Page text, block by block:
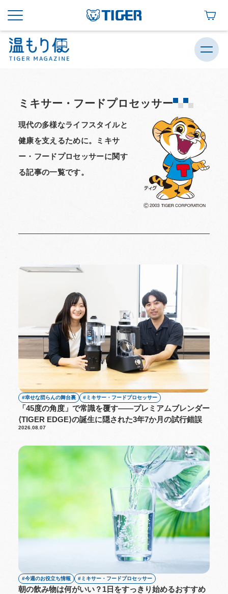
ミキサー・フードプロセッサー
現代の多様なライフスタイルと
健康を支えるために。ミキサ
ー・フードプロセッサーに関す
る記事の一覧です。
幸せな団らんの舞台裏 ミキサー・フードプロセッサー
「45度の角度」で常識を覆す――プレミアムブレンダー
⟨TIGER EDGE⟩の誕生に隠された3年7か月の試行錯誤
2026.08.07
今週のお役立ち情報 ミキサー・フードプロセッサー
朝の飲み物は何がいい？1日をすっきり始めるおすすめ